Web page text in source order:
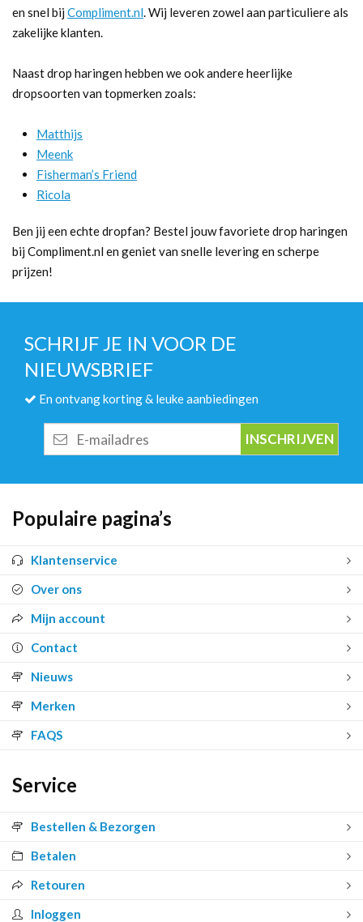
en snel bij Compliment.nl. Wij leveren zowel aan particuliere als
zakelijke klanten.
Naast drop haringen hebben we ook andere heerlijke
dropsoorten van topmerken zoals:
Matthijs
Meenk
Fisherman’s Friend
Ricola
Ben jij een echte dropfan? Bestel jouw favoriete drop haringen
bij Compliment.nl en geniet van snelle levering en scherpe
prijzen!
SCHRIJF JE IN VOOR DE
NIEUWSBRIEF
En ontvang korting & leuke aanbiedingen
mailadres
Populaire pagina’s
Klantenservice
Over ons
Mijn account
Contact
Nieuws
Merken
FAQS
Service
Bestellen & Bezorgen
Betalen
Retouren
Inloggen